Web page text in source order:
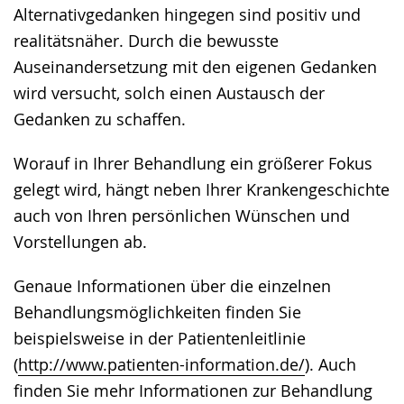
Alternativgedanken hingegen sind positiv und
realitätsnäher. Durch die bewusste
Auseinandersetzung mit den eigenen Gedanken
wird versucht, solch einen Austausch der
Gedanken zu schaffen.
Worauf in Ihrer Behandlung ein größerer Fokus
gelegt wird, hängt neben Ihrer Krankengeschichte
auch von Ihren persönlichen Wünschen und
Vorstellungen ab.
Genaue Informationen über die einzelnen
Behandlungsmöglichkeiten finden Sie
beispielsweise in der Patientenleitlinie
(http://www.patienten-information.de/). Auch
finden Sie mehr Informationen zur Behandlung